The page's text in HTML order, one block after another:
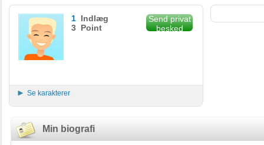
1 Indlæg
3 Point
Send privat
besked
Se karakterer
Min biografi